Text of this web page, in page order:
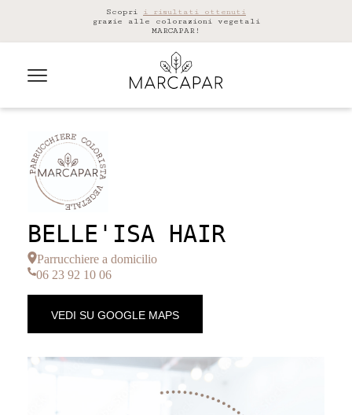
Scopri i risultati ottenuti
grazie alle colorazioni vegetali
MARCAPAR!
BELLE'ISA HAIR
Parrucchiere a domicilio
06 23 92 10 06
VEDI SU GOOGLE MAPS